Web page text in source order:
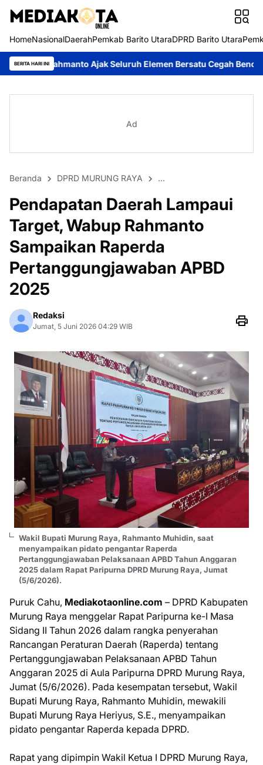
HomeNasionalDaerahPemkab Barito UtaraDPRD Barito Utara
BERITA HARI INI
Ajak Seluruh Elemen Bersatu Cegah Bencana Perkuat
Ad
Beranda DPRD MURUNG RAYA PEMKAB MURUNG RAYA
Pendapatan Daerah Lampaui
Target, Wabup Rahmanto
Sampaikan Raperda
Pertanggungjawaban APBD
2025
Redaksi
Jumat, 5 Juni 2026 04:29 WIB
Wakil Bupati Murung Raya, Rahmanto Muhidin, saat
menyampaikan pidato pengantar Raperda
Pertanggungjawaban Pelaksanaan APBD Tahun Anggaran
2025 dalam Rapat Paripurna DPRD Murung Raya, Jumat
(5/6/2026).
Puruk Cahu, Mediakotaonline.com – DPRD Kabupaten
Murung Raya menggelar Rapat Paripurna ke-I Masa
Sidang II Tahun 2026 dalam rangka penyerahan
Rancangan Peraturan Daerah (Raperda) tentang
Pertanggungjawaban Pelaksanaan APBD Tahun
Anggaran 2025 di Aula Paripurna DPRD Murung Raya,
Jumat (5/6/2026). Pada kesempatan tersebut, Wakil
Bupati Murung Raya, Rahmanto Muhidin, mewakili
Bupati Murung Raya Heriyus, S.E., menyampaikan
pidato pengantar Raperda kepada DPRD.
Rapat yang dipimpin Wakil Ketua I DPRD Murung Raya,